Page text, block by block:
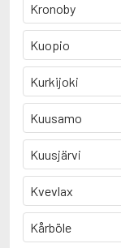
Kronoby
Kuopio
Kurkijoki
Kuusamo
Kuusjärvi
Kvevlax
Kårböle